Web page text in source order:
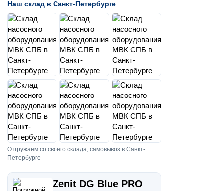
Наш склад в Санкт-Петербурге
Отгружаем со своего склада, самовывоз в Санкт-
Петербурге
Zenit DG Blue PRO